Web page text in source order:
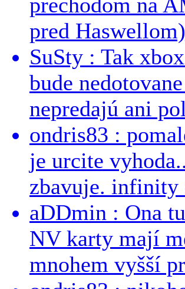
pred
SuSty : Tak
bude
nepredajú ani
ondris83 :
je urcite
zbavuje. infinity
aDDmin : Ona
NV karty mají
mnohem vyšší